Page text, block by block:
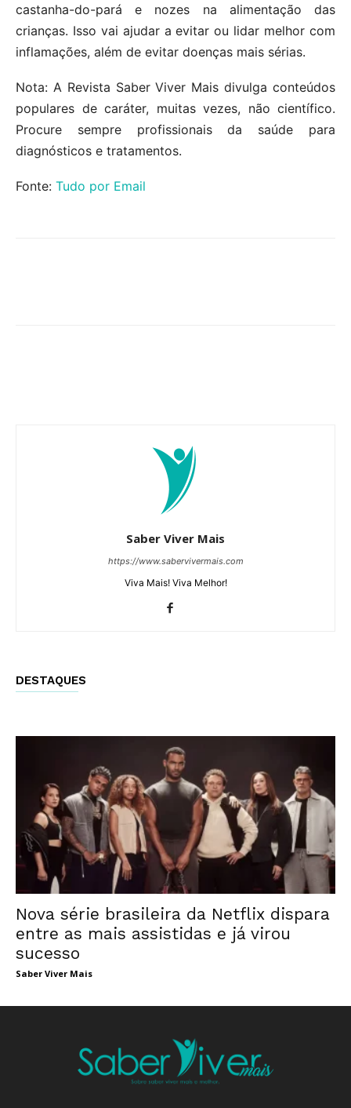
castanha-do-pará e nozes na alimentação das
crianças. Isso vai ajudar a evitar ou lidar melhor com
inflamações, além de evitar doenças mais sérias.
Nota: A Revista Saber Viver Mais divulga conteúdos
populares de caráter, muitas vezes, não científico.
Procure sempre profissionais da saúde para
diagnósticos e tratamentos.
Fonte: Tudo por Email
Saber Viver Mais
https://www.sabervivermais.com
Viva Mais! Viva Melhor!
DESTAQUES
Nova série brasileira da Netflix dispara
entre as mais assistidas e já virou
sucesso
Saber Viver Mais